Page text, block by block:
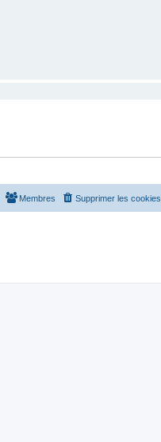
Supprimer les cookies
Membres